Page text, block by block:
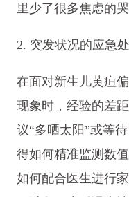
里少了很多焦虑的哭
2. 突发状况的应急
在面对新生儿黄疸
现象时，经验的差
议“多晒太阳”或等
得如何精准监测数
如何配合医生进行